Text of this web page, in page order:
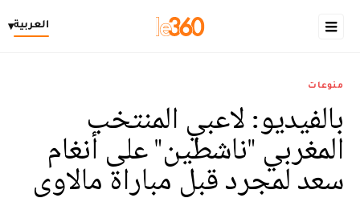
العربية▾
منوعات
بالفيديو: لاعبي المنتخب
المغربي "ناشطين" على أنغام
سعد لمجرد قبل مباراة مالاوي